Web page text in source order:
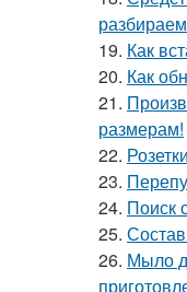
19. Как
20. Как
21.
размерам!
22.
23.
24. Поиск
25.
26. Мыло